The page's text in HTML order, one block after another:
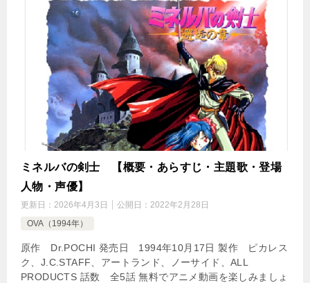
ミネルバの剣士 【概要・あらすじ・主題歌・登場
人物・声優】
更新日： 2026年4月3日 公開日： 2022年2月28日
OVA（1994年）
原作 Dr.POCHI 発売日 1994年10月17日 製作 ピカレス
ク、J.C.STAFF、アートランド、ノーサイド、ALL
PRODUCTS 話数 全5話 無料でアニメ動画を楽しみましょ